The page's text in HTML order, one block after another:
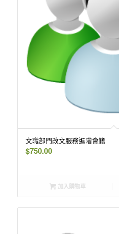
文職部門改文服務進階會籍
$750.00
加入購物車